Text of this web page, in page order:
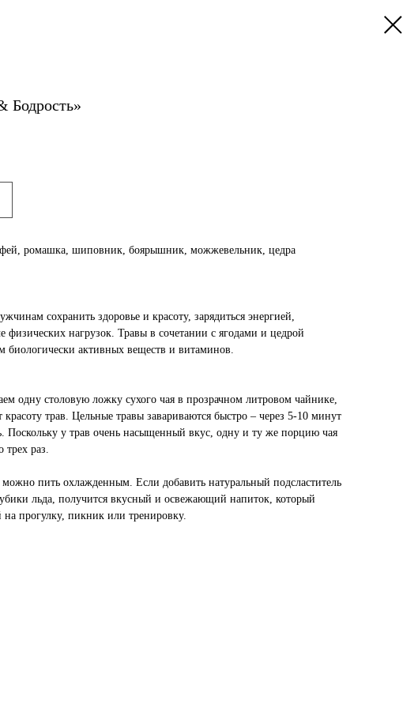
Бодрость»
ромашка, шиповник, боярышник, можжевельник, цедра
сохранить здоровье и красоту, зарядиться энергией,
физических нагрузок. Травы в сочетании с ягодами и цедрой
биологически активных веществ и витаминов.
одну столовую ложку сухого чая в прозрачном литровом чайнике,
красоту трав. Цельные травы завариваются быстро – через 5-10 минут
Поскольку у трав очень насыщенный вкус, одну и ту же порцию чая
трех раз.
пить охлажденным. Если добавить натуральный подсластитель
льда, получится вкусный и освежающий напиток, который
на прогулку, пикник или тренировку.